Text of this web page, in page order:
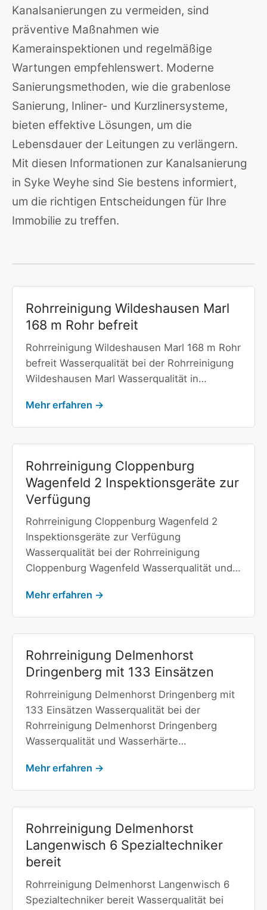
Kanalsanierungen zu vermeiden, sind
präventive Maßnahmen wie
Kamerainspektionen und regelmäßige
Wartungen empfehlenswert. Moderne
Sanierungsmethoden, wie die grabenlose
Sanierung, Inliner- und Kurzlinersysteme,
bieten effektive Lösungen, um die
Lebensdauer der Leitungen zu verlängern.
Mit diesen Informationen zur Kanalsanierung
in Syke Weyhe sind Sie bestens informiert,
um die richtigen Entscheidungen für Ihre
Immobilie zu treffen.
Rohrreinigung Wildeshausen Marl
168 m Rohr befreit
Rohrreinigung Wildeshausen Marl 168 m Rohr
befreit Wasserqualität bei der Rohrreinigung
Wildeshausen Marl Wasserqualität in…
Mehr erfahren →
Rohrreinigung Cloppenburg
Wagenfeld 2 Inspektionsgeräte zur
Verfügung
Rohrreinigung Cloppenburg Wagenfeld 2
Inspektionsgeräte zur Verfügung
Wasserqualität bei der Rohrreinigung
Cloppenburg Wagenfeld Wasserqualität und…
Mehr erfahren →
Rohrreinigung Delmenhorst
Dringenberg mit 133 Einsätzen
Rohrreinigung Delmenhorst Dringenberg mit
133 Einsätzen Wasserqualität bei der
Rohrreinigung Delmenhorst Dringenberg
Wasserqualität und Wasserhärte…
Mehr erfahren →
Rohrreinigung Delmenhorst
Langenwisch 6 Spezialtechniker
bereit
Rohrreinigung Delmenhorst Langenwisch 6
Spezialtechniker bereit Wasserqualität bei